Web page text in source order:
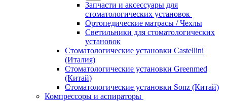
Запчасти и аксессуары для
стоматологических установок
Ортопедические матрасы / Чехлы
Светильники для стоматологических
установок
Стоматологические установки Castellini
(Италия)
Стоматологические установки Greenmed
(Китай)
Стоматологические установки Sonz (Китай)
Компрессоры и аспираторы